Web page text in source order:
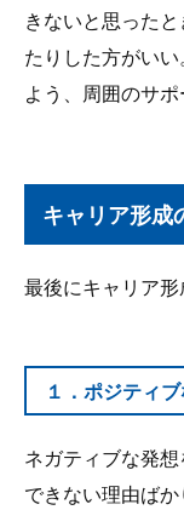
きないと思った
たりした方がい
よう、周囲のサ
キャリア形成
最後にキャリア形
１．ポジティ
ネガティブな発想
できない理由ばか